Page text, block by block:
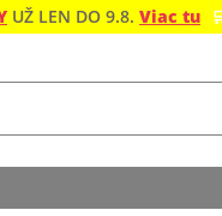
UŽ LEN DO 9.8. Viac tu